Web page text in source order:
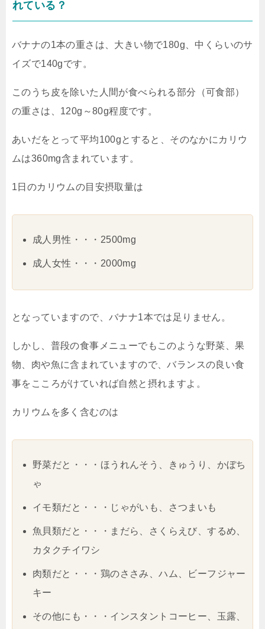
れている？
バナナの1本の重さは、大きい物で180g、中くらいのサ
イズで140gです。
このうち皮を除いた人間が食べられる部分（可食部）
の重さは、120g～80g程度です。
あいだをとって平均100gとすると、そのなかにカリウ
ムは360mg含まれています。
1日のカリウムの目安摂取量は
成人男性・・・2500mg
成人女性・・・2000mg
となっていますので、バナナ1本では足りません。
しかし、普段の食事メニューでもこのような野菜、果
物、肉や魚に含まれていますので、バランスの良い食
事をこころがけていれば自然と摂れますよ。
カリウムを多く含むのは
野菜だと・・・ほうれんそう、きゅうり、かぼち
ゃ
イモ類だと・・・じゃがいも、さつまいも
魚貝類だと・・・まだら、さくらえび、するめ、
カタクチイワシ
肉類だと・・・鶏のささみ、ハム、ビーフジャー
キー
その他にも・・・インスタントコーヒー、玉露、